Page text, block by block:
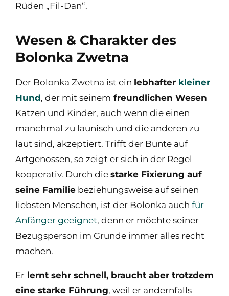
Rüden „Fil-Dan“.
Wesen & Charakter des
Bolonka Zwetna
Der Bolonka Zwetna ist ein lebhafter kleiner
Hund, der mit seinem freundlichen Wesen
Katzen und Kinder, auch wenn die einen
manchmal zu launisch und die anderen zu
laut sind, akzeptiert. Trifft der Bunte auf
Artgenossen, so zeigt er sich in der Regel
kooperativ. Durch die starke Fixierung auf
seine Familie beziehungsweise auf seinen
liebsten Menschen, ist der Bolonka auch für
Anfänger geeignet, denn er möchte seiner
Bezugsperson im Grunde immer alles recht
machen.
Er lernt sehr schnell, braucht aber trotzdem
eine starke Führung, weil er andernfalls